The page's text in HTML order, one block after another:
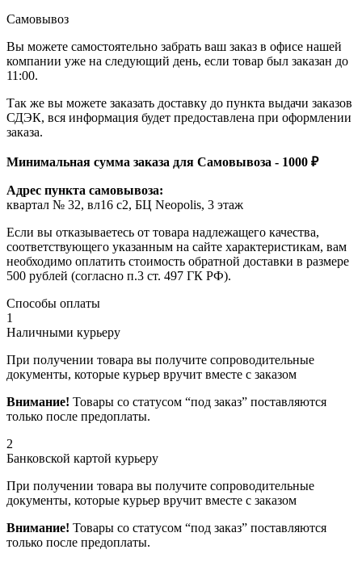
Самовывоз
Вы можете самостоятельно забрать ваш заказ в офисе нашей
компании уже на следующий день, если товар был заказан до
11:00.
Так же вы можете заказать доставку до пункта выдачи заказов
СДЭК, вся информация будет предоставлена при оформлении
заказа.
Минимальная сумма заказа для Самовывоза - 1000 ₽
Адрес пункта самовывоза:
квартал № 32, вл16 с2, БЦ Neopolis, 3 этаж
Если вы отказываетесь от товара надлежащего качества,
соответствующего указанным на сайте характеристикам, вам
необходимо оплатить стоимость обратной доставки в размере
500 рублей (согласно п.3 ст. 497 ГК РФ).
Способы оплаты
1
Наличными курьеру
При получении товара вы получите сопроводительные
документы, которые курьер вручит вместе с заказом
Внимание! Товары со статусом “под заказ” поставляются
только после предоплаты.
2
Банковской картой курьеру
При получении товара вы получите сопроводительные
документы, которые курьер вручит вместе с заказом
Внимание! Товары со статусом “под заказ” поставляются
только после предоплаты.